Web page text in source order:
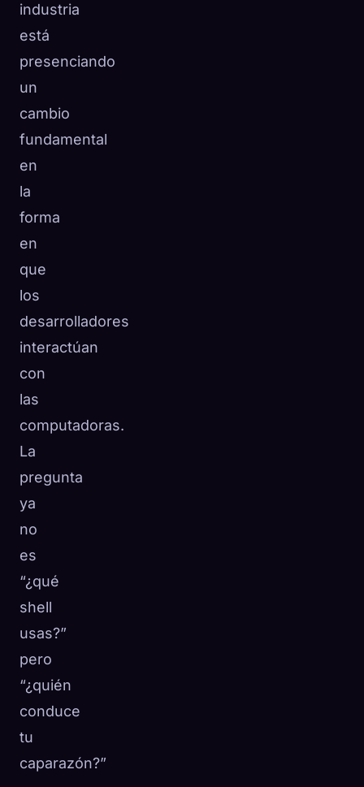
industria
está
presenciando
un
cambio
fundamental
en
la
forma
en
que
los
desarrolladores
interactúan
con
las
computadoras.
La
pregunta
ya
no
es
“¿qué
shell
usas?”
pero
“¿quién
conduce
tu
caparazón?”